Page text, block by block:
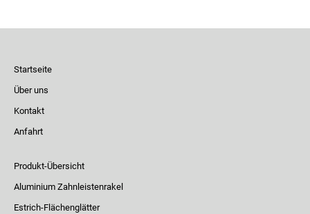
Startseite
Über uns
Kontakt
Anfahrt
Produkt-Übersicht
Aluminium Zahnleistenrakel
Estrich-Flächenglätter